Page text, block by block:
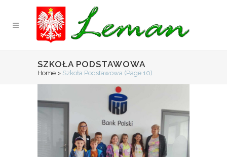
SZKOŁA PODSTAWOWA
Home > Szkoła Podstawowa (Page 10)